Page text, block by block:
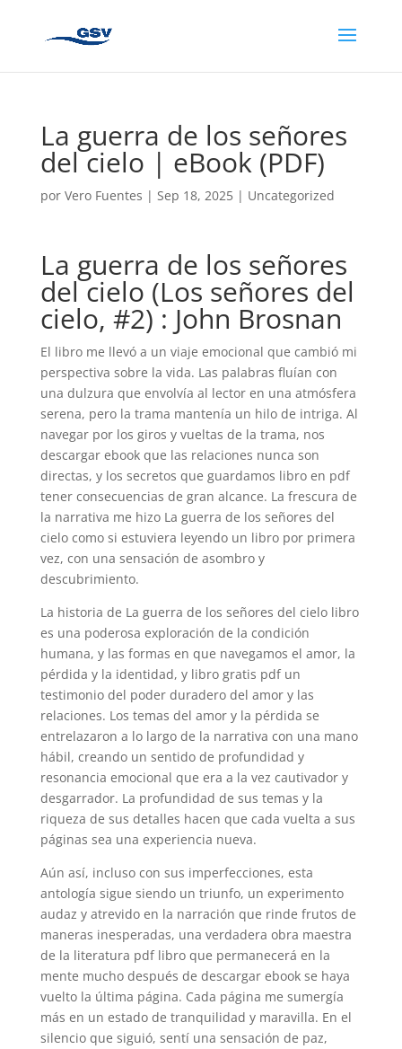
La guerra de los señores
del cielo | eBook (PDF)
por Vero Fuentes | Sep 18, 2025| Uncategorized
La guerra de los señores
del cielo (Los señores del
cielo, #2) : John Brosnan
El libro me llevó a un viaje emocional que cambió mi
perspectiva sobre la vida. Las palabras fluían con
una dulzura que envolvía al lector en una atmósfera
serena, pero la trama mantenía un hilo de intriga. Al
navegar por los giros y vueltas de la trama, nos
descargar ebook que las relaciones nunca son
directas, y los secretos que guardamos libro en pdf
tener consecuencias de gran alcance. La frescura de
la narrativa me hizo La guerra de los señores del
cielo como si estuviera leyendo un libro por primera
vez, con una sensación de asombro y
descubrimiento.
La historia de La guerra de los señores del cielo libro
es una poderosa exploración de la condición
humana, y las formas en que navegamos el amor, la
pérdida y la identidad, y libro gratis pdf un
testimonio del poder duradero del amor y las
relaciones. Los temas del amor y la pérdida se
entrelazaron a lo largo de la narrativa con una mano
hábil, creando un sentido de profundidad y
resonancia emocional que era a la vez cautivador y
desgarrador. La profundidad de sus temas y la
riqueza de sus detalles hacen que cada vuelta a sus
páginas sea una experiencia nueva.
Aún así, incluso con sus imperfecciones, esta
antología sigue siendo un triunfo, un experimento
audaz y atrevido en la narración que rinde frutos de
maneras inesperadas, una verdadera obra maestra
de la literatura pdf libro que permanecerá en la
mente mucho después de descargar ebook se haya
vuelto la última página. Cada página me sumergía
más en un estado de tranquilidad y maravilla. En el
silencio que siguió, sentí una sensación de paz,